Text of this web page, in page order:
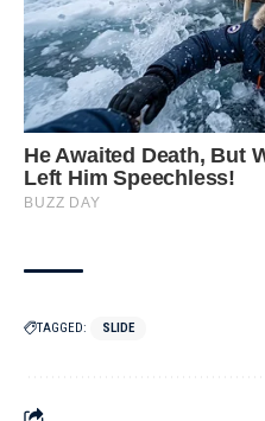
TAGGED: SLIDE